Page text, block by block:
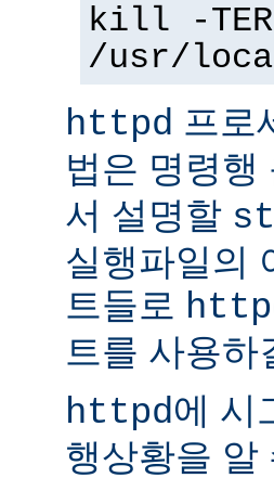
kill -
/usr/
httpd 프로
법은 명령행
서 설명할
실행파일의
트들로
트를 사용하
httpd에 시
행상황을 알